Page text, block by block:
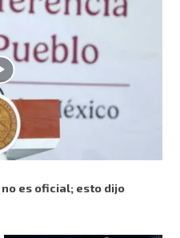
es oficial; esto dijo